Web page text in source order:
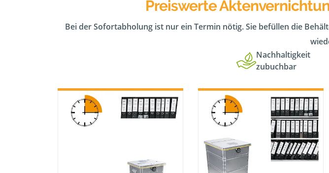
Preiswerte
Bei der Sofortabholung ist nur ein Termin nötig. Sie befüllen die
Nachhaltigkeit
zubuchbar